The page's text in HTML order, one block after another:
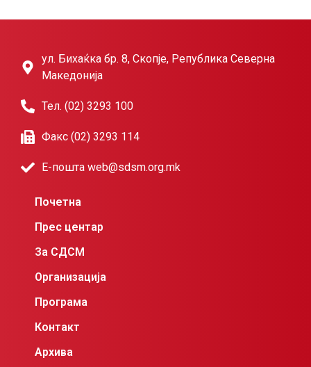
ул. Бихаќка бр. 8, Скопје, Република Северна
Македонија
Тел. (02) 3293 100
Факс (02) 3293 114
Е-пошта web@sdsm.org.mk
Почетна
Прес центар
За СДСМ
Организација
Програма
Контакт
Архива